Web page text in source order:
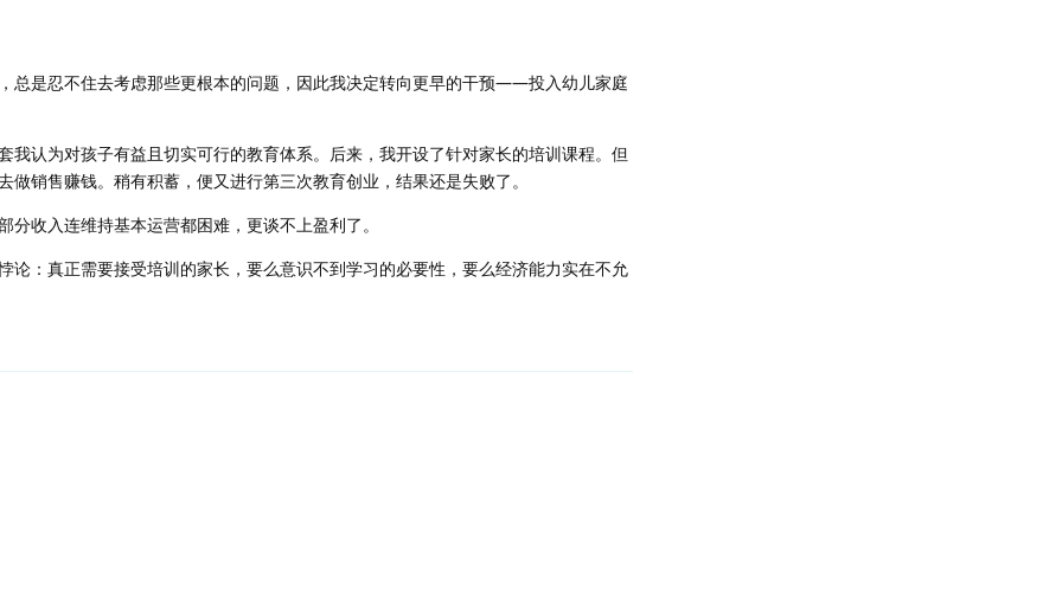
总是忍不住去考虑那些更根本的问题，因此我决定转向更早的干预——投入幼儿家庭
我认为对孩子有益且切实可行的教育体系。后来，我开设了针对家长的培训课程。但
销售赚钱。稍有积蓄，便又进行第三次教育创业，结果还是失败了。
收入连维持基本运营都困难，更谈不上盈利了。
论：真正需要接受培训的家长，要么意识不到学习的必要性，要么经济能力实在不允